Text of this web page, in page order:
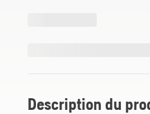
Description du